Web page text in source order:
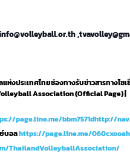
งประเทศไทยช่องทางรับข่าวสารทางโซ
Association (Official Page) |
page.line.me/bbm7571dhttp://
บอลhttps://page.line.me/
ThailandVolleyballAssociation/